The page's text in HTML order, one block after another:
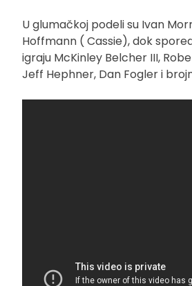
U glumačkoj podeli su Ivan
Hoffmann ( Cassie), dok
igraju McKinley Belcher III,
Jeff Hephner, Dan Fogler i